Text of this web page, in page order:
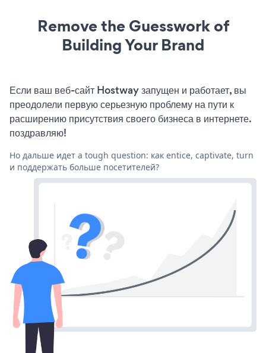
Remove the Guesswork of
Building Your Brand
Если ваш веб-сайт Hostway запущен и работает, вы
преодолели первую серьезную проблему на пути к
расширению присутствия своего бизнеса в интернете.
поздравляю!
Но дальше идет a tough question: как entice, captivate, turn
и поддержать больше посетителей?